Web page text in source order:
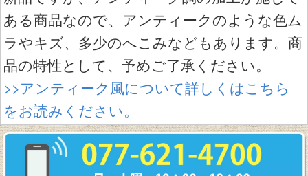
ある商品なので、アンティークのような色ム
ラやキズ、多少のへこみなどもあります。商
品の特性として、予めご了承ください。
>>アンティーク風について詳しくはこちら
をお読みください。